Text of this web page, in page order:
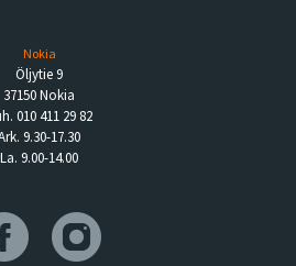
Nokia
Öljytie 9
37150 Nokia
010 411 29 82
9.30-17.30
La. 9.00-14.00